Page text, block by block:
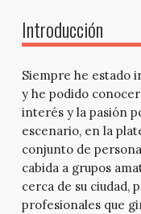
Introducción
Siempre he estado
y he podido
interés y la pasión
escenario, en la
conjunto de
cabida a grupos
cerca de su ciudad,
profesionales que